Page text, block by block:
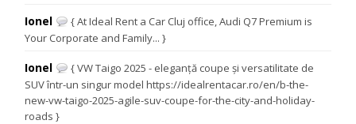
Ionel
{ At Ideal Rent a Car Cluj office, Audi Q7 Premium is
Your Corporate and Family... }
Ionel
{ VW Taigo 2025 - eleganță coupe și versatilitate de
SUV într-un singur model https://idealrentacar.ro/en/b-the-
new-vw-taigo-2025-agile-suv-coupe-for-the-city-and-holiday-
roads }